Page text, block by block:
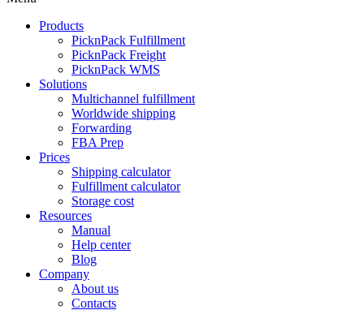
Products
PicknPack Fulfillment
PicknPack Freight
PicknPack WMS
Solutions
Multichannel fulfillment
Worldwide shipping
Forwarding
FBA Prep
Prices
Shipping calculator
Fulfillment calculator
Storage cost
Resources
Manual
Help center
Blog
Company
About us
Contacts